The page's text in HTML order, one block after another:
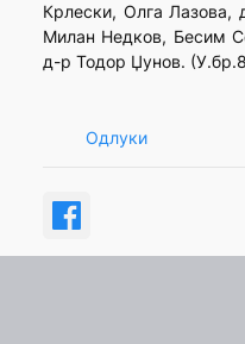
Крлески, Олга Лазова,
Милан Недков, Бесим
д-р Тодор Џунов.
Одлуки